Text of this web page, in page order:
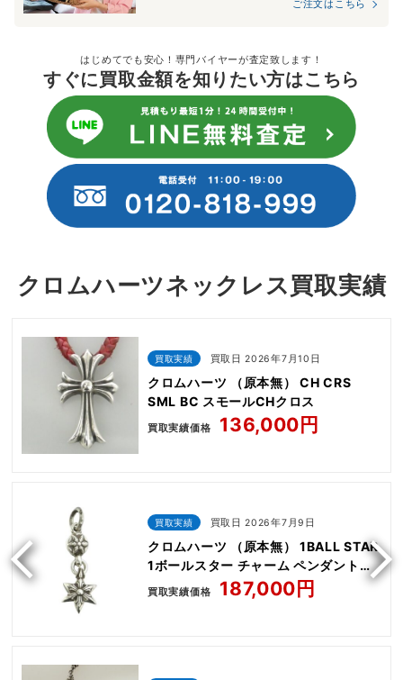
ご注文はこちら
はじめてでも安心！専門バイヤーが査定致します！
すぐに買取金額を知りたい方はこちら
クロムハーツネックレス買取実績
買取実績 買取日 2026年7月10日
クロムハーツ （原本無） CH CRS
SML BC スモールCHクロス
買取実績価格 136,000円
買取実績 買取日 2026年7月9日
クロムハーツ （原本無） 1BALL STAR
1ボールスター チャーム ペンダントト
ップ
買取実績価格 187,000円